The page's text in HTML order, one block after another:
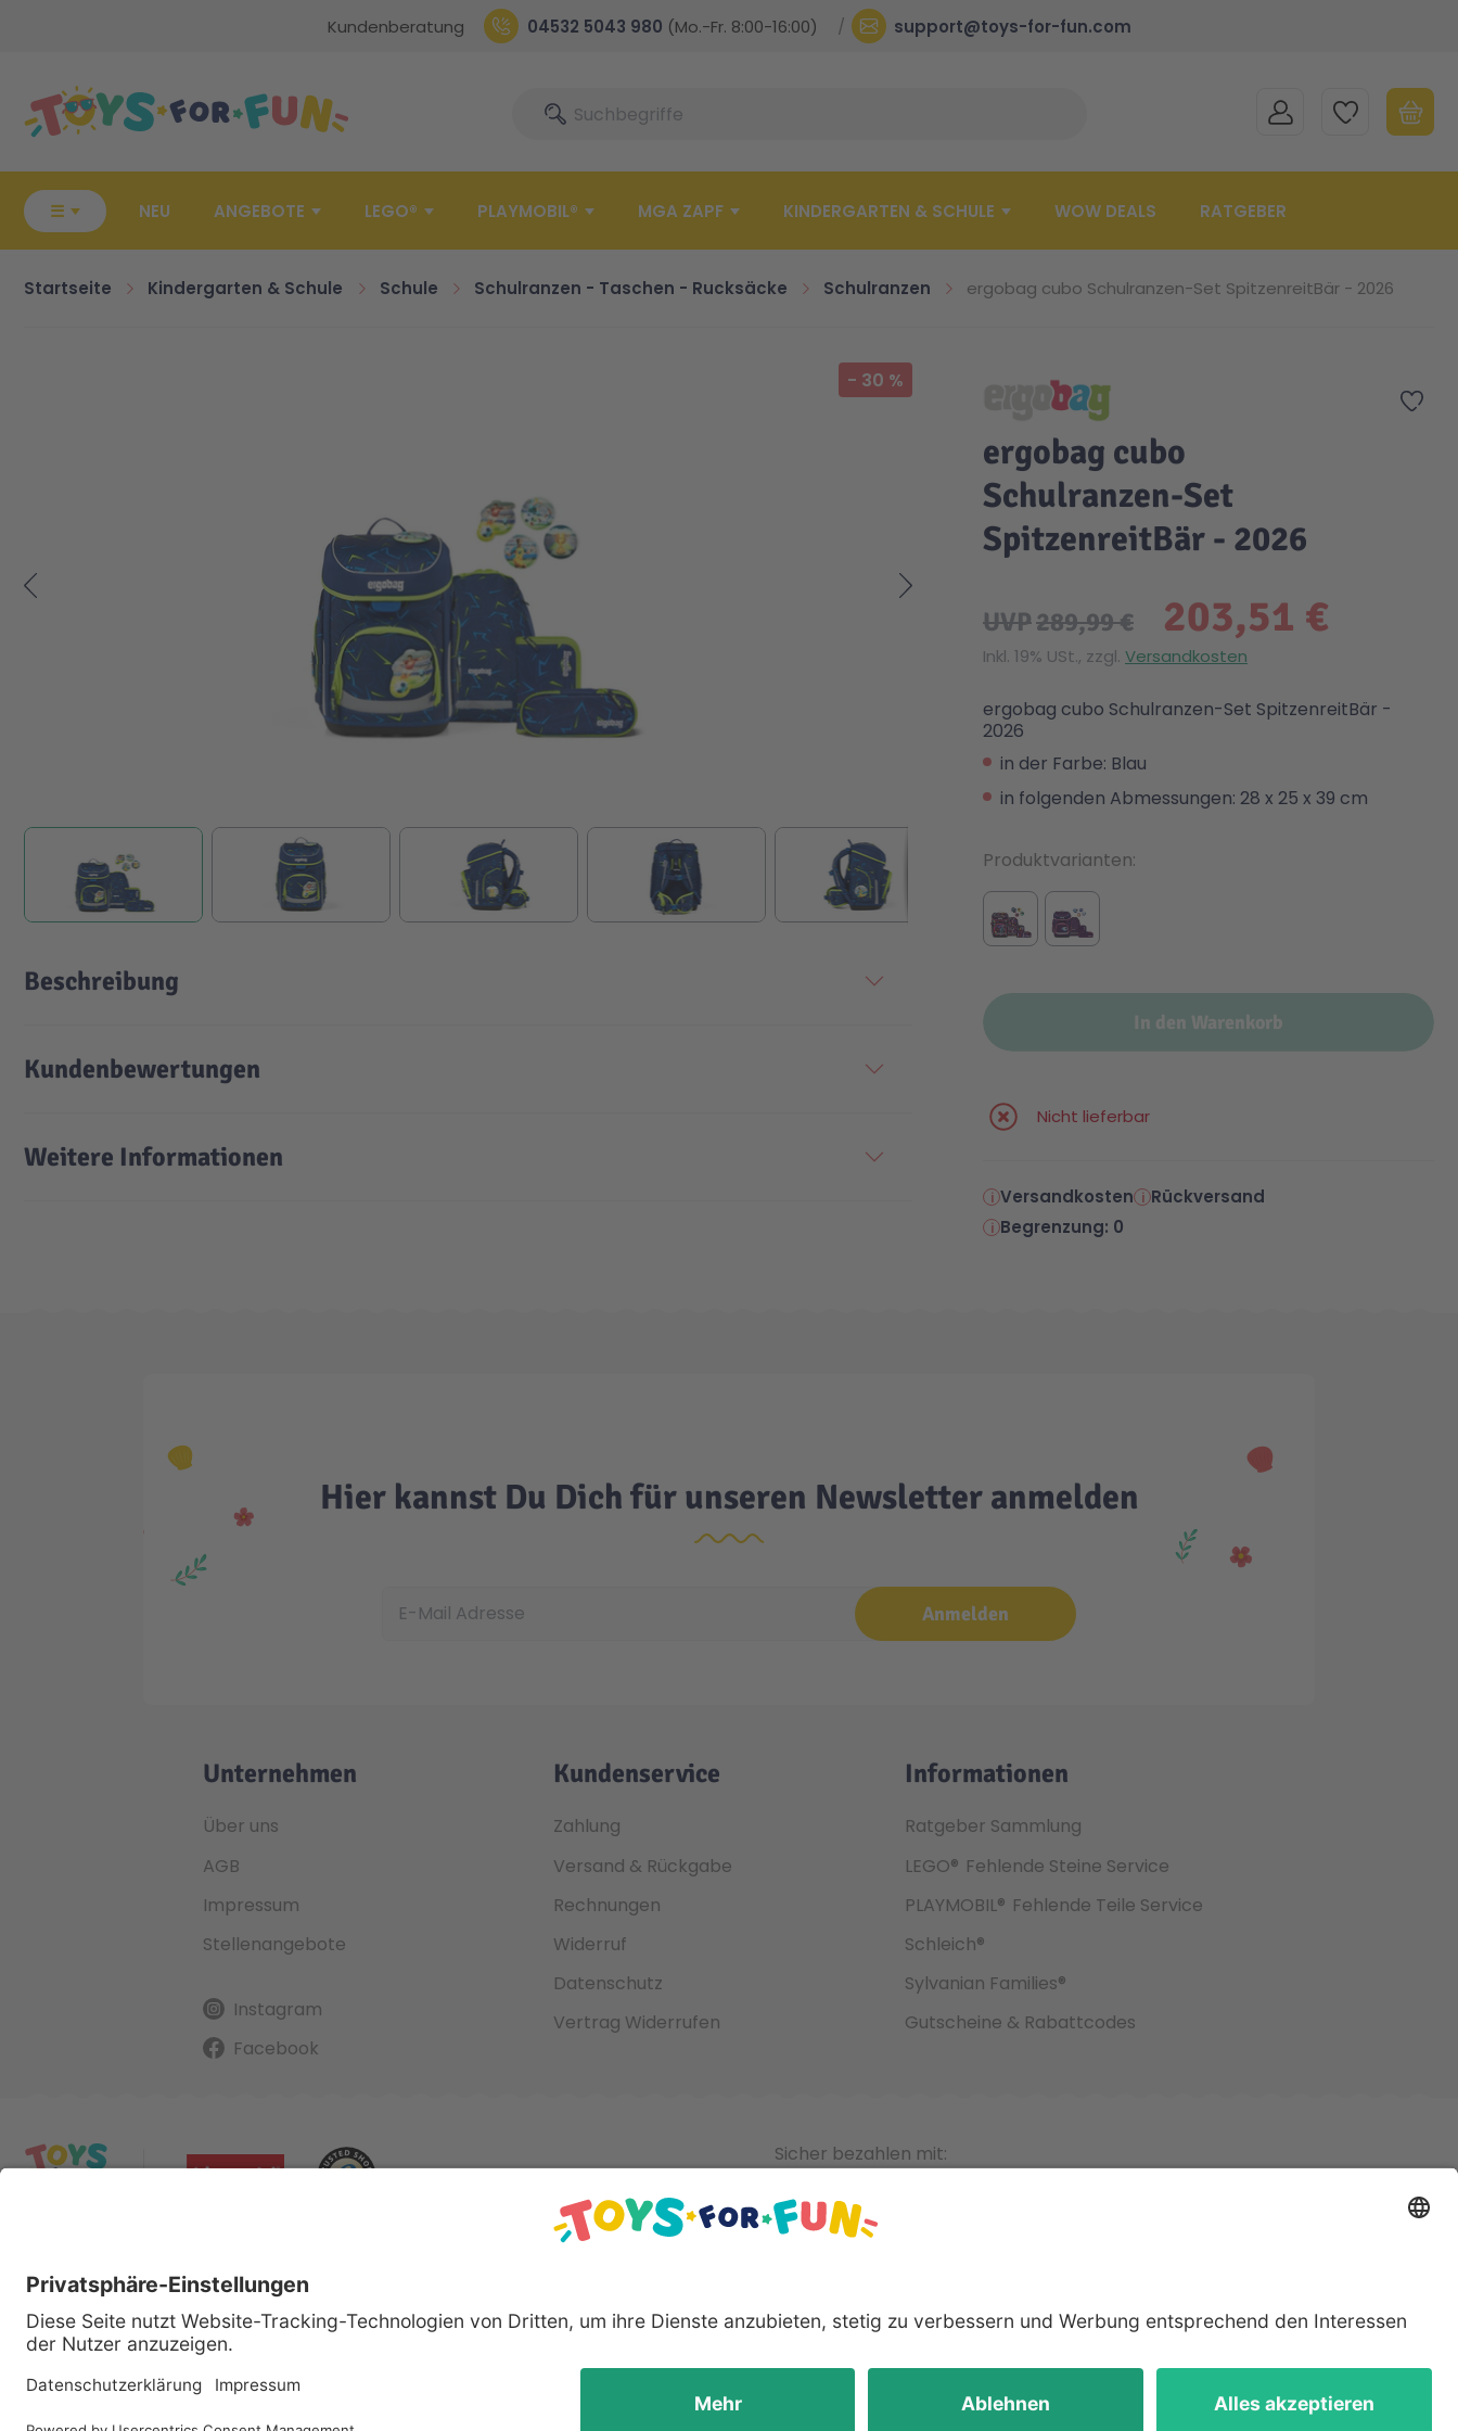
Kundenberatung 04532 5043 980 (Mo.-Fr. 8:00-16:00) support@toys-for-fun.com
SucheSuche MEIN KONTOMEINE WUNSCHLISTE
☰ NEU ANGEBOTE LEGO® PLAYMOBIL® MGA ZAPF KINDERGARTEN & SCHULE WOW DEALS RATGEBER
Startseite Kindergarten & Schule Schule Schulranzen - Taschen - Rucksäcke Schulranzen ergobag cubo Schulranzen-Set SpitzenreitBär - 2026
- 30 %
Zur
ergobag cubo
Schulranzen-Set
SpitzenreitBär - 2026
203,51 €
UVP289,99 €
Inkl. 19% USt., zzgl. Versandkosten
ergobag cubo Schulranzen-Set SpitzenreitBär -
2026
in der Farbe: Blau
in folgenden Abmessungen: 28 x 25 x 39 cm
In den Warenkorb
Nicht lieferbar
Produktvarianten
Versandkosten
Rückversand
Begrenzung: 0
Beschreibung
Kundenbewertungen
Weitere Informationen
Hier kannst Du Dich für unseren Newsletter anmelden
Anmelden
Unternehmen
Über uns
AGB
Impressum
Stellenangebote
Instagram
Facebook
Kundenservice
Zahlung
Versand & Rückgabe
Rechnungen
Widerruf
Datenschutz
Vertrag Widerrufen
Informationen
Ratgeber Sammlung
LEGO® Fehlende Steine Service
PLAYMOBIL® Fehlende Teile Service
Schleich®
Sylvanian Families®
Gutscheine & Rabattcodes
Sicher bezahlen mit:
Alle genannten Produkte und Logos sind eingetragene Warenzeichen der jeweiligen
Hersteller.
Copyright © 2008 - 2026 Toys for Fun GmbH - Alle Rechte vorbehalten